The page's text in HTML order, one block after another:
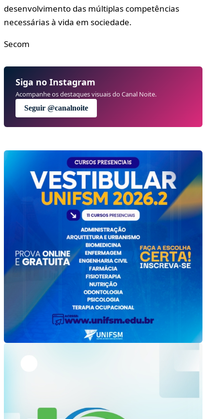
desenvolvimento das múltiplas competências
necessárias à vida em sociedade.
Secom
Siga no Instagram
Acompanhe os destaques visuais do Canal Noite.
Seguir @canalnoite